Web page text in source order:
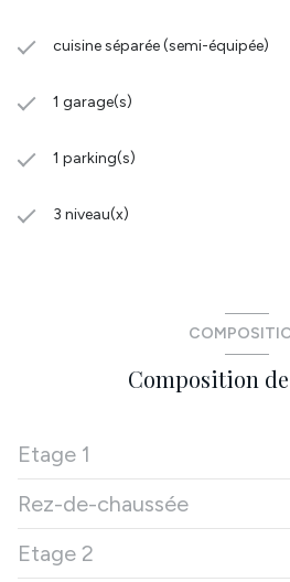
cuisine séparée (semi-équipée)
1 garage(s)
1 parking(s)
3 niveau(x)
Composition
Etage 1
salon/sejour
chambre
Rez-de-chaussée
garage
Etage 2